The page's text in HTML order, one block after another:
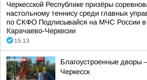
Черкесской Республике призёры
настольному теннису среди главных
по СКФО Подписывайся на МЧС России в
Карачаево-Черкесии
15:13
Благоустроенные дворы
Черкесск